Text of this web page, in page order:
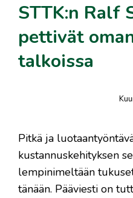
STTK:n Ralf
pettivät
talkoissa
​Pitkä ja
kustannuskehityksen
lempinimeltään
tänään. Pääviesti on